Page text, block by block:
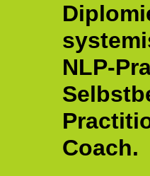
NLP-
Coach.